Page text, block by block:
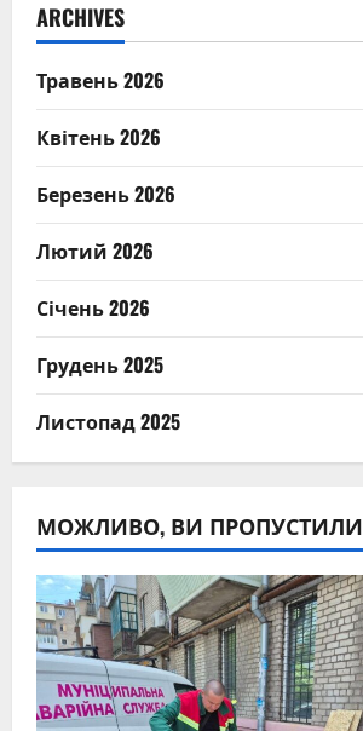
ARCHIVES
Травень 2026
Квітень 2026
Березень 2026
Лютий 2026
Січень 2026
Грудень 2025
Листопад 2025
МОЖЛИВО, ВИ ПРОПУСТИЛИ